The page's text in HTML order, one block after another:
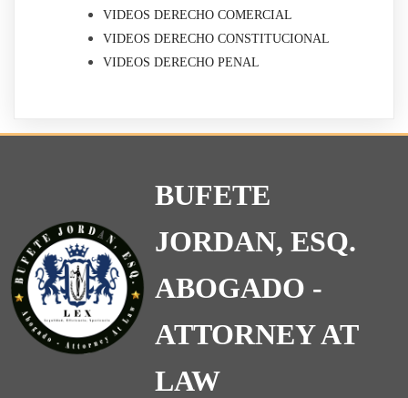
VIDEOS DERECHO COMERCIAL
VIDEOS DERECHO CONSTITUCIONAL
VIDEOS DERECHO PENAL
BUFETE
JORDAN, ESQ.
ABOGADO -
ATTORNEY AT
LAW